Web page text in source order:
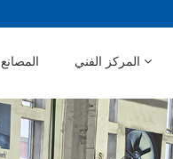
المصانع المركز الفني